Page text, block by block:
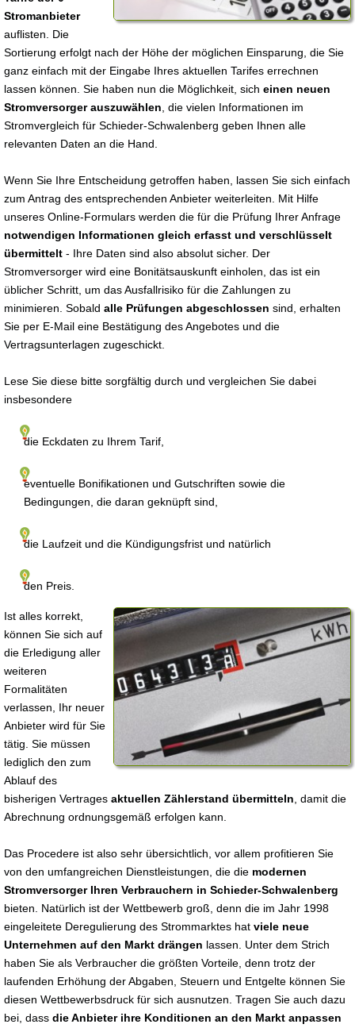
Stromanbieter
auflisten. Die
Sortierung erfolgt nach der Höhe der möglichen Einsparung, die Sie
ganz einfach mit der Eingabe Ihres aktuellen Tarifes errechnen
lassen können. Sie haben nun die Möglichkeit, sich einen neuen
Stromversorger auszuwählen , die vielen Informationen im
Stromvergleich für Schieder-Schwalenberg geben Ihnen alle
relevanten Daten an die Hand.
Wenn Sie Ihre Entscheidung getroffen haben, lassen Sie sich einfach
zum Antrag des entsprechenden Anbieter weiterleiten. Mit Hilfe
unseres Online-Formulars werden die für die Prüfung Ihrer Anfrage
notwendigen Informationen gleich erfasst und verschlüsselt
übermittelt - Ihre Daten sind also absolut sicher. Der
Stromversorger wird eine Bonitätsauskunft einholen, das ist ein
üblicher Schritt, um das Ausfallrisiko für die Zahlungen zu
minimieren. Sobald alle Prüfungen abgeschlossen sind, erhalten
Sie per E-Mail eine Bestätigung des Angebotes und die
Vertragsunterlagen zugeschickt.
Lese Sie diese bitte sorgfältig durch und vergleichen Sie dabei
insbesondere
die Eckdaten zu Ihrem Tarif,
eventuelle Bonifikationen und Gutschriften sowie die
Bedingungen, die daran geknüpft sind,
die Laufzeit und die Kündigungsfrist und natürlich
den Preis.
Ist alles korrekt,
können Sie sich auf
die Erledigung aller
weiteren
Formalitäten
verlassen, Ihr neuer
Anbieter wird für Sie
tätig. Sie müssen
lediglich den zum
Ablauf des
bisherigen Vertrages aktuellen Zählerstand übermitteln , damit die
Abrechnung ordnungsgemäß erfolgen kann.
Das Procedere ist also sehr übersichtlich, vor allem profitieren Sie
von den umfangreichen Dienstleistungen, die die modernen
Stromversorger Ihren Verbrauchern in Schieder-Schwalenberg
bieten. Natürlich ist der Wettbewerb groß, denn die im Jahr 1998
eingeleitete Deregulierung des Strommarktes hat viele neue
Unternehmen auf den Markt drängen lassen. Unter dem Strich
haben Sie als Verbraucher die größten Vorteile, denn trotz der
laufenden Erhöhung der Abgaben, Steuern und Entgelte können Sie
diesen Wettbewerbsdruck für sich ausnutzen. Tragen Sie auch dazu
bei, dass die Anbieter ihre Konditionen an den Markt anpassen